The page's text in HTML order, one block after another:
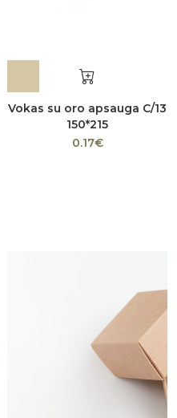
Vokas su oro apsauga C/13
150*215
0.17€